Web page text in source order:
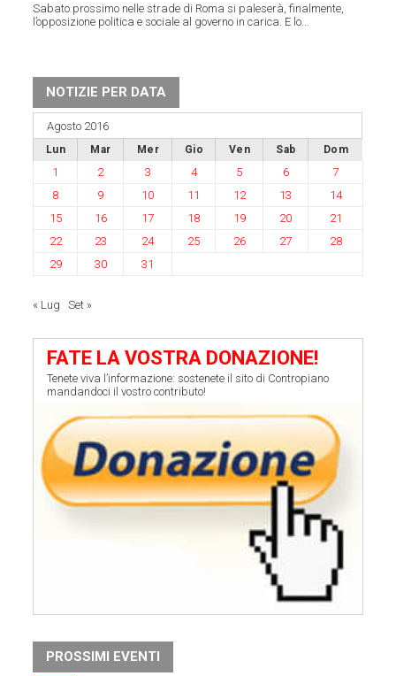
Sabato prossimo nelle strade di Roma si paleserà, finalmente,
l’opposizione politica e sociale al governo in carica. E lo...
NOTIZIE PER DATA
Agosto 2016
Lun Mar Mer Gio Ven Sab Dom
1 2 3 4 5 6
7
8
9 10 11 12 13
14
15
16 17 18 19 20
21
22
23 24 25 26 27
28
29
30 31
« Lug Set »
FATE LA VOSTRA DONAZIONE!
Tenete viva l’informazione: sostenete il sito di Contropiano
mandandoci il vostro contributo!
PROSSIMI EVENTI